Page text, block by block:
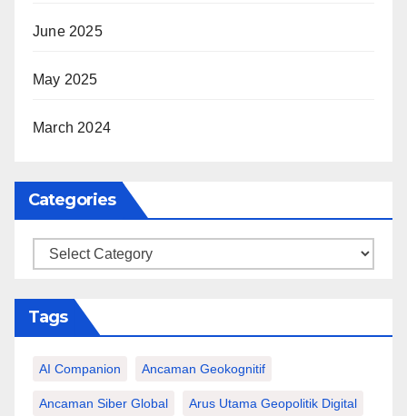
June 2025
May 2025
March 2024
Categories
Categories
Tags
AI Companion Ancaman Geokognitif
Ancaman Siber Global Arus Utama Geopolitik Digital